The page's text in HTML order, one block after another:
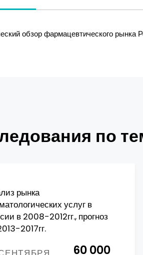
обзор фармацевтического рынка
по
рынка
услуг в
в 2008-2012гг., прогноз
2017гг.
60 000